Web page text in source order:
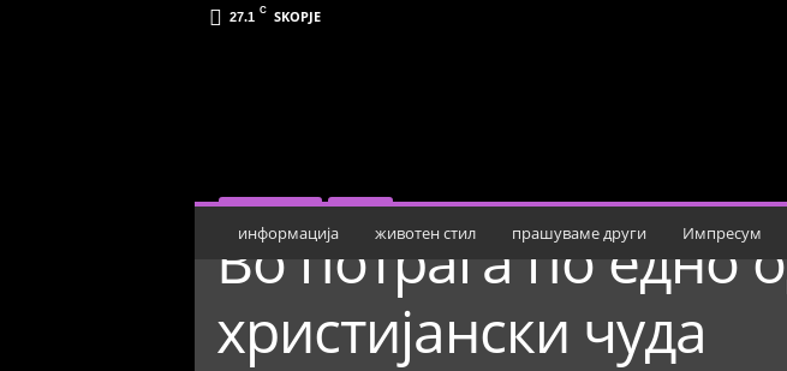
27.1 C SKOPJE
р
информација животен стил прашуваме други Импресум
ИНФОРМАЦИЈА СТУДИЈА
Во потрага по едно
христијански чуда